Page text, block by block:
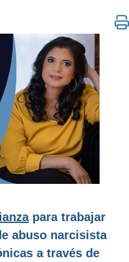
en el
para trabajar
abuso narcisista
a través de